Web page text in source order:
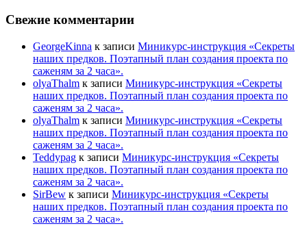
Свежие комментарии
GeorgeKinna к записи Миникурс-инструкция «Секреты
наших предков. Поэтапный план создания проекта по
саженям за 2 часа».
olyaThalm к записи Миникурс-инструкция «Секреты
наших предков. Поэтапный план создания проекта по
саженям за 2 часа».
olyaThalm к записи Миникурс-инструкция «Секреты
наших предков. Поэтапный план создания проекта по
саженям за 2 часа».
Teddypag к записи Миникурс-инструкция «Секреты
наших предков. Поэтапный план создания проекта по
саженям за 2 часа».
SirBew к записи Миникурс-инструкция «Секреты
наших предков. Поэтапный план создания проекта по
саженям за 2 часа».